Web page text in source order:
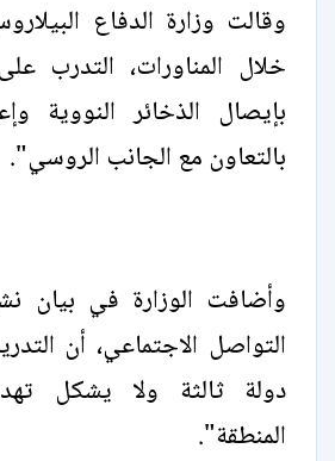
وقالت وزارة الدفاع
خلال المناورات، التدرب
بإيصال الذخائر النووية
بالتعاون مع الجانب الروسي".
وأضافت الوزارة في بيان
التواصل الاجتماعي، أن
دولة ثالثة ولا يشكل
المنطقة".